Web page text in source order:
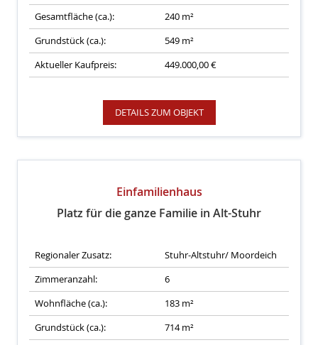
Gesamtfläche (ca.):
240 m²
Grundstück (ca.):
549 m²
Aktueller Kaufpreis:
449.000,00 €
DETAILS ZUM OBJEKT
Einfamilienhaus
Platz für die ganze Familie in Alt-Stuhr
Regionaler Zusatz:
Stuhr-Altstuhr/ Moordeich
Zimmeranzahl:
6
Wohnfläche (ca.):
183 m²
Grundstück (ca.):
714 m²